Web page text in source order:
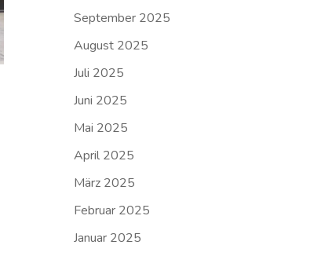
September 2025
August 2025
Juli 2025
Juni 2025
Mai 2025
April 2025
März 2025
Februar 2025
Januar 2025